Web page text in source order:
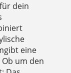
für dein
eine
um den